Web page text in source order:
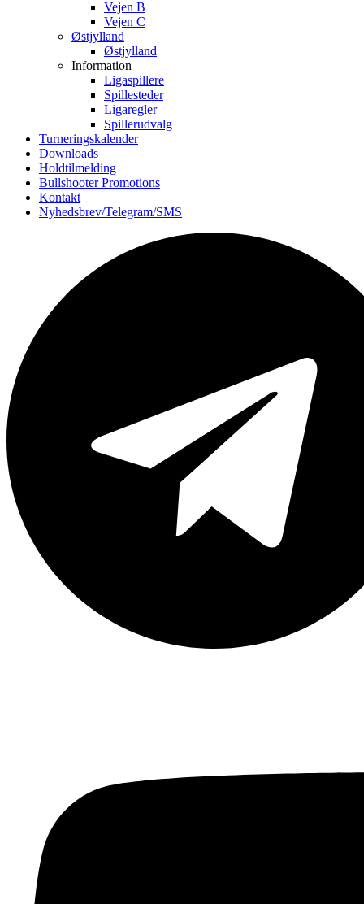
Vejen B
Vejen C
Østjylland
Østjylland
Information
Ligaspillere
Spillesteder
Ligaregler
Spillerudvalg
Turneringskalender
Downloads
Holdtilmelding
Bullshooter Promotions
Kontakt
Nyhedsbrev/Telegram/SMS